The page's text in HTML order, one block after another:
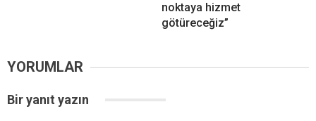
noktaya hizmet
götüreceğiz”
YORUMLAR
Bir yanıt yazın